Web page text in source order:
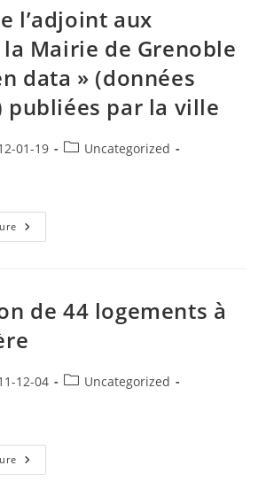
Pour
Un
Hommage
National
Aux
Soldats
93e
RAM
En
Afghanistan
l’adjoint aux
Mairie de Grenoble
data » (données
publiées par la ville
:
01-19
PostUncategorized
Réponse
De
Mairie
Grenoble
Sur
Data »
(données
Ville
de 44 logements à
:
12-04
PostUncategorized
Construction
De